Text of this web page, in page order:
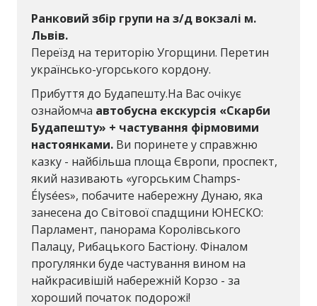
Ранковий збір групи на з/д вокзалі м.
Львів.
Переїзд на територію Угорщини. Перетин
українсько-угорського кордону.
Прибуття до Будапешту.На Вас очікує
ознайомча автобусна екскурсія «Скарби
Будапешту» + частування фірмовими
настоянками. Ви поринете у справжню
казку - найбільша площа Європи, проспект,
який називають «угорським Champs-
Élysées», побачите набережну Дунаю, яка
занесена до Світової спадщини ЮНЕСКО:
Парламент, панорама Королівського
Палацу, Рибацького Бастіону. Фіналом
прогулянки буде частування вином на
найкрасивішій набережній Корзо - за
хороший початок подорожі!